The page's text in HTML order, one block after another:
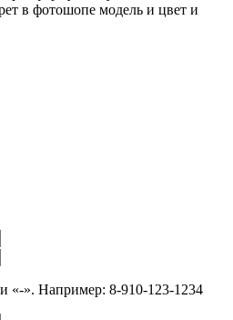
в фотошопе модель и цвет и
«-». Например: 8-910-123-1234